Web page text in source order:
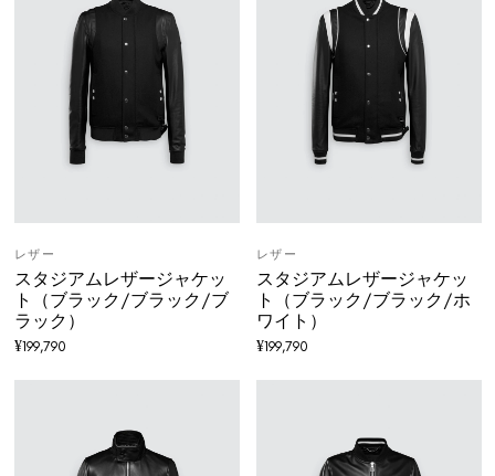
レザー
スタジアムレザージャケッ
ト（ブラック/ブラック/ブ
ラック）
¥199,790
レザー
スタジアムレザージャケッ
ト（ブラック/ブラック/ホ
ワイト）
¥199,790